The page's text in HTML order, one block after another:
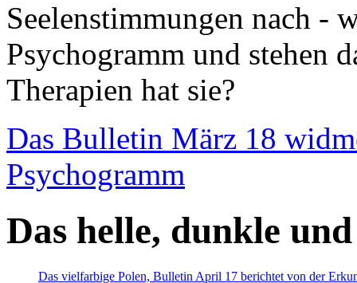
Seelenstimmungen nach -
Psychogramm und stehen
Therapien hat sie?
Das Bulletin März 18
Psychogramm
Das helle, dunkle
Das vielfarbige Polen, Bulletin April 17 berichtet von der